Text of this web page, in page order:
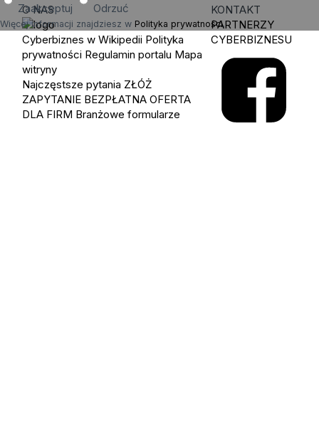
Zaakceptuj Odrzuć
Więcej informacji znajdziesz w Polityka prywatności.
O NAS
Cyberbiznes w Wikipedii Polityka
prywatności Regulamin portalu Mapa
witryny
Najczęstsze pytania ZŁÓŻ
ZAPYTANIE BEZPŁATNA OFERTA
DLA FIRM Branżowe formularze
KONTAKT
PARTNERZY
CYBERBIZNESU